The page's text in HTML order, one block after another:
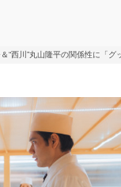
“西川”丸山隆平の関係性に「